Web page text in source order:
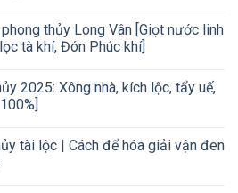
thủy Long Vân [Giọt nước linh
tà khí, Đón Phúc khí]
2025: Xông nhà, kích lộc, tẩy uế,
tài lộc | Cách để hóa giải vận đen